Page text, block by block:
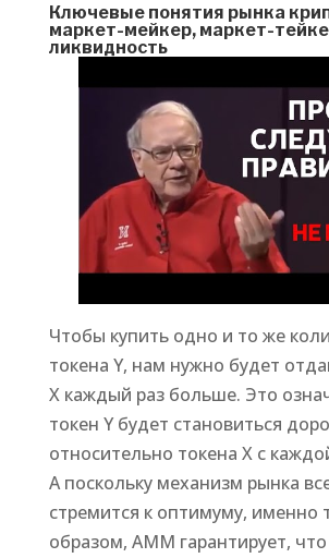
Ключевые понятия рынка
маркет-мейкер, маркет-
ликвидность
Чтобы купить одно и то же
токена Y, нам нужно будет
X каждый раз больше. Это
токен Y будет становиться
относительно токена X с
А поскольку механизм рынка
стремится к оптимуму, именно
образом, AMM гарантирует,